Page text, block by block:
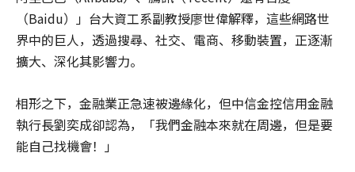
（Baidu）」台大資工系副教授廖世偉解釋，這些網路世
界中的巨人，透過搜尋、社交、電商、移動裝置，正逐漸
擴大、深化其影響力。
相形之下，金融業正急速被邊緣化，但中信金控信用金融
執行長劉奕成卻認為，「我們金融本來就在周邊，但是要
能自己找機會！」